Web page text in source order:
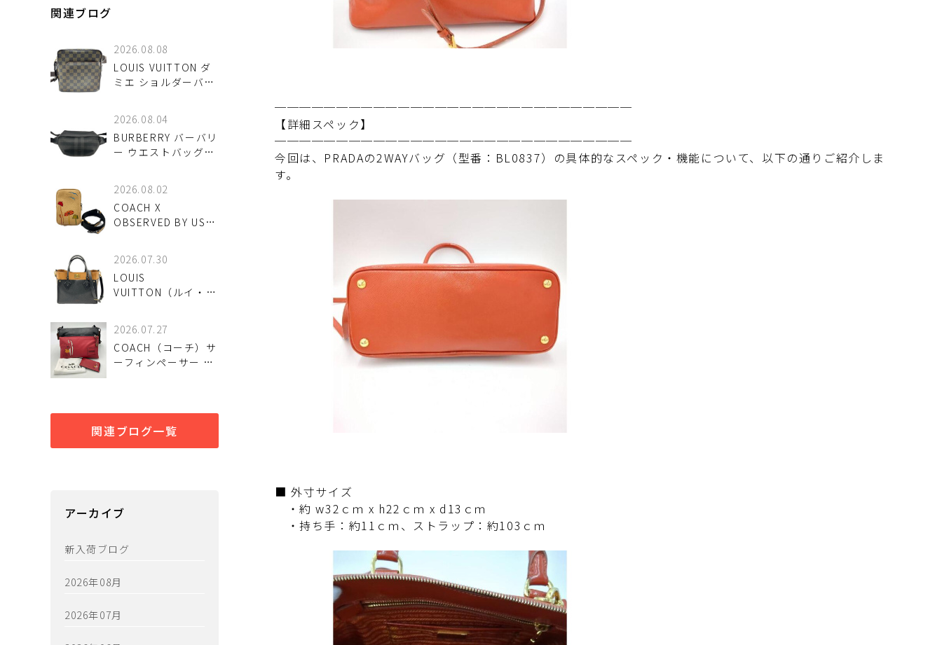
関連ブログ
2026.08.08
LOUIS VUITTON ダ
ミエ ショルダーバッ
2026.08.04
BURBERRY バーバリ
ー ウエストバッグ
2026.08.02
COACH X
OBSERVED BY US
した！
2026.07.30
LOUIS
VUITTON（ルイ・ヴ
グ？中古で買うメリ
ットと注意点 中古で
選ぶ前に確認したい
2026.07.27
COACH（コーチ）サ
ーフィンペーサー シ
ント
関連ブログ一覧
アーカイブ
新入荷ブログ
2026年08月
2026年07月
─────────────────────────────
【詳細スペック】
─────────────────────────────
今回は、PRADAの2WAYバッグ（型番：BL0837）の具体的なスペック・機能について、以下の通りご紹介しま
す。
■ 外寸サイズ
・約 w32ｃｍ x h22ｃｍ x d13ｃｍ
・持ち手：約11ｃｍ、ストラップ：約103ｃｍ